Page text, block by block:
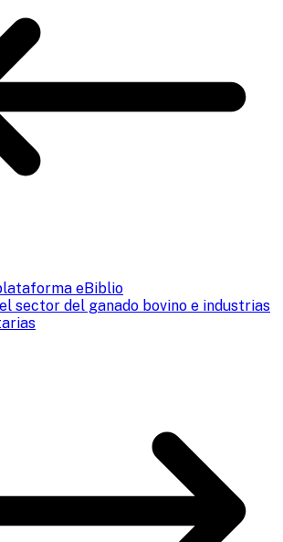
eBiblio
sector del ganado bovino e industrias